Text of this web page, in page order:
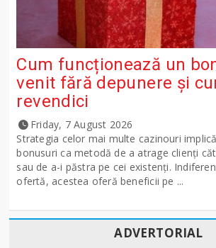
Cum funcționează un
venit fără depunere și
revendici
Friday, 7 August 2026
Strategia celor mai multe cazinouri
bonusuri ca metodă de a atrage clienți
sau de a-i păstra pe cei existenți.
ofertă, acestea oferă beneficii pe ...
ADVERTORIAL